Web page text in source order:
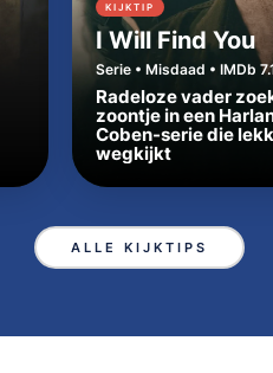
KIJKTIP
I Will Find You
Serie • Misdaad • IMDb
Radeloze vader
zoontje in een
Coben-serie die
wegkijkt
ALLE KIJKTIPS